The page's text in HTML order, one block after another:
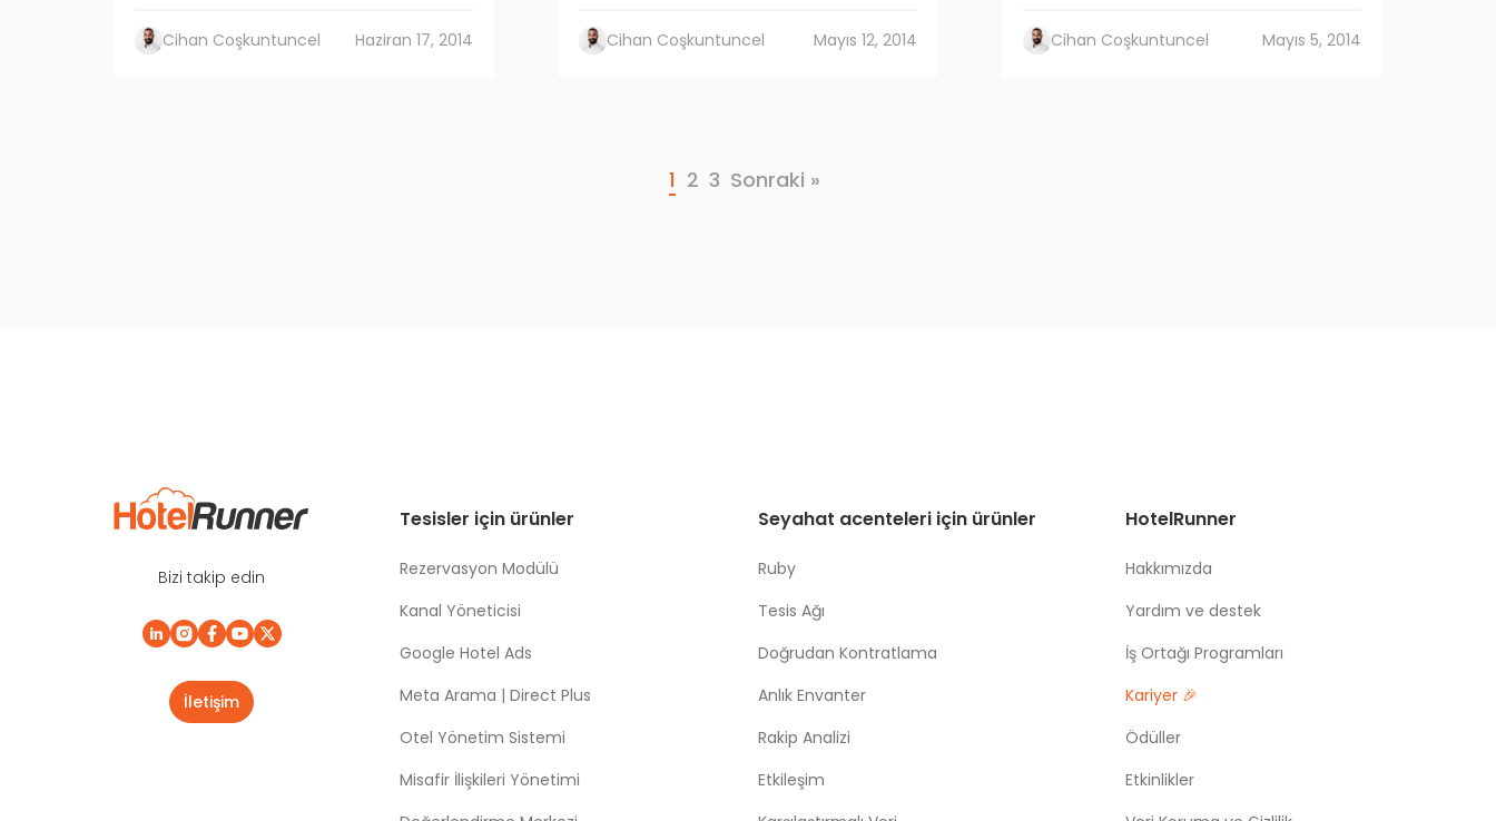
Cihan Coşkuntuncel Haziran 17, 2014 Cihan Coşkuntuncel Mayıs 12, 2014 Cihan Coşkuntuncel Mayıs 5, 2014
1 2 3 Sonraki »
Bizi takip edin
İletişim
Tesisler için ürünler
Rezervasyon Modülü
Kanal Yöneticisi
Google Hotel Ads
Meta Arama | Direct Plus
Otel Yönetim Sistemi
Misafir İlişkileri Yönetimi
Seyahat acenteleri için ürünler
Ruby
Tesis Ağı
Doğrudan Kontratlama
Anlık Envanter
Rakip Analizi
Etkileşim
HotelRunner
Hakkımızda
Yardım ve destek
İş Ortağı Programları
Kariyer 🎉
Ödüller
Etkinlikler